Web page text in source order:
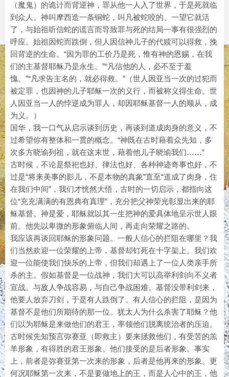
（魔鬼）的诡计而背逆神，罪从他一人入了世界，于是死就临
到众人。神叫摩西造一条铜蛇，叫凡被蛇咬的、一望它就活
了，与始祖听信蛇的谎言而导致罪与死的结局一事有很强烈的
呼应。始祖因蛇而跌倒，但人因信神儿子的代赎可以得救，挽
回背逆的生命。“因为罪的工价乃是死，惟有神的恩赐，在我
们的主基督耶稣乃是永生。”“凡信他的人，必不至于羞
愧。”“凡求告主名的，就必得救。”（世人因亚当一次的过犯而
被定罪，也因神的儿子耶稣一次的义行，而被称义得生命。世
人因亚当一人的悖逆成为罪人，却因耶稣基督一人的顺从，成
为义。）
国华，我一口气从启示谈到历史，再谈到道成肉身的意义，不
过希望你有整体和一贯的概念。“神既在古时藉着众先知，多
次多方晓谕列祖，就在这末世，藉着他儿子晓谕我们……”
古时候，不论是祭祀也好、律法也好、各种神迹奇事也好，不
过是“将来美事的影儿，不是本物的真象”直至“道成了肉身，住
在我们中间”，我们才恍然大悟，古时的一切启示，都指向这
位“充充满满的有恩典有真理”，充分把父神荣光彰显出来的耶
稣基督。神是爱，耶稣就以其一生把神的爱具体地呈示世人眼
前。他先以卑微的形象俯临人间，再走向荣耀之路的。
我应该再谈回耶稣的形象问题。一般人信心的拦阻在哪里？我
们当然欢迎一位荣耀的上帝，基督却钉死在十字架上。我们欢
迎一位能使我们快乐的上帝，但我们却遇上了一位人类亲手所
杀的主。假如基督是一位战神，我们大可以高举利剑向不义者
宣战。与敌人争战容易，与自己争战困难。基督没带利剑来，
他要人放弃刀剑，于是有人跌倒了。有人信心的拦阻，是因为
基督不是他们所期待的那一位。犹太人为什么杀害了耶稣？他
们以为耶稣是来做他们的君王，率领他们脱离统治者的压迫。
古时候先知预言弥赛亚（即救主）要来拯救他们，有受苦的羔
羊形象，有得胜的君王形象。他们接受的是后者形象。事实
上，前者是弥赛亚第一次来的形象，后者是他再来的形象。更
何况耶稣第一次来，不是要做地上的王，而是人心中的王，他